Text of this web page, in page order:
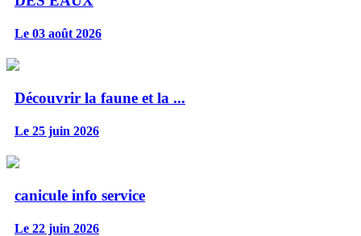
Le 03 août 2026
Découvrir la faune et la ...
Le 25 juin 2026
canicule info service
Le 22 juin 2026